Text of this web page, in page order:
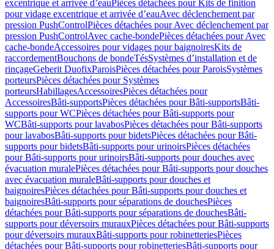
excentrique et arrivée d’eauPièces détachées pour Kits de finition
pour vidage excentrique et arrivée d’eauAvec déclenchement par
pression PushControlPièces détachées pour Avec déclenchement par
pression PushControlAvec cache-bondePièces détachées pour Avec
cache-bondeAccessoires pour vidages pour baignoiresKits de
raccordementBouchons de bondeTésSystèmes d’installation et de
rinçageGeberit DuofixParoisPièces détachées pour ParoisSystèmes
porteursPièces détachées pour Systèmes
porteursHabillagesAccessoiresPièces détachées pour
AccessoiresBâti-supportsPièces détachées pour Bâti-supportsBâti-
supports pour WCPièces détachées pour Bâti-supports pour
WCBâti-supports pour lavabosPièces détachées pour Bâti-supports
pour lavabosBâti-supports pour bidetsPièces détachées pour Bâti-
supports pour bidetsBâti-supports pour urinoirsPièces détachées
pour Bâti-supports pour urinoirsBâti-supports pour douches avec
évacuation muralePièces détachées pour Bâti-supports pour douches
avec évacuation muraleBâti-supports pour douches et
baignoiresPièces détachées pour Bâti-supports pour douches et
baignoiresBâti-supports pour séparations de douchesPièces
détachées pour Bâti-supports pour séparations de douchesBâti-
supports pour déversoirs murauxPièces détachées pour Bâti-supports
pour déversoirs murauxBâti-supports pour robinetteriesPièces
détachées pour Bâti-supports pour robinetteriesBâti-supports pour